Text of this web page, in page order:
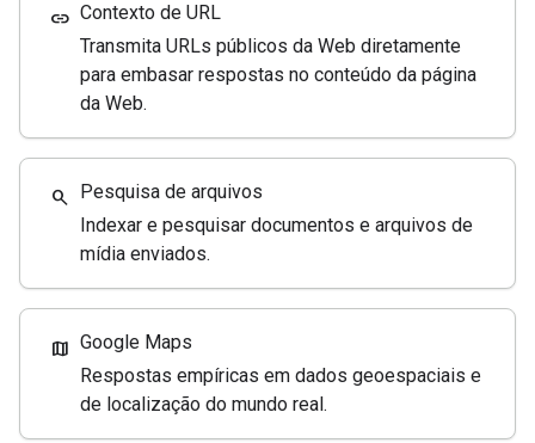
link Contexto de URL
Transmita URLs públicos da Web diretamente
para embasar respostas no conteúdo da página
da Web.
search Pesquisa de arquivos
Indexar e pesquisar documentos e arquivos de
mídia enviados.
map Google Maps
Respostas empíricas em dados geoespaciais e
de localização do mundo real.